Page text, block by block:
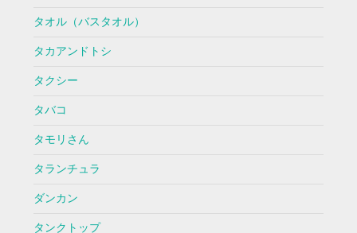
タオル（バスタオル）
タカアンドトシ
タクシー
タバコ
タモリさん
タランチュラ
ダンカン
タンクトップ